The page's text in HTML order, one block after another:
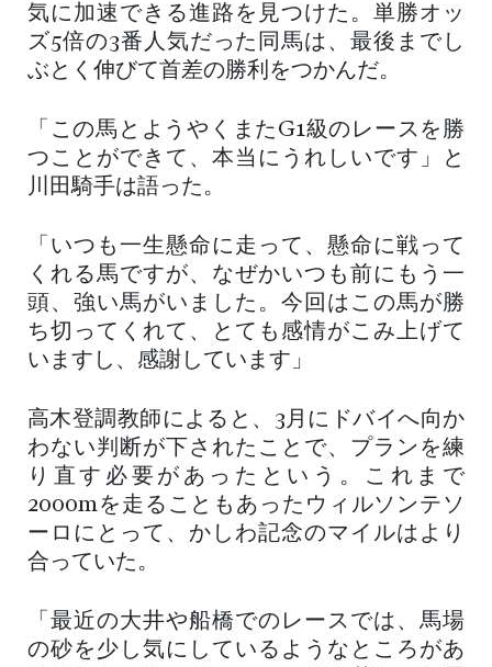
気に加速できる進路を見つけた。単勝オッ
ズ5倍の3番人気だった同馬は、最後までし
ぶとく伸びて首差の勝利をつかんだ。
「この馬とようやくまたG1級のレースを勝
つことができて、本当にうれしいです」と
川田騎手は語った。
「いつも一生懸命に走って、懸命に戦って
くれる馬ですが、なぜかいつも前にもう一
頭、強い馬がいました。今回はこの馬が勝
ち切ってくれて、とても感情がこみ上げて
いますし、感謝しています」
高木登調教師によると、3月にドバイへ向か
わない判断が下されたことで、プランを練
り直す必要があったという。これまで
2000mを走ることもあったウィルソンテソ
ーロにとって、かしわ記念のマイルはより
合っていた。
「最近の大井や船橋でのレースでは、馬場
の砂を少し気にしているようなところがあ